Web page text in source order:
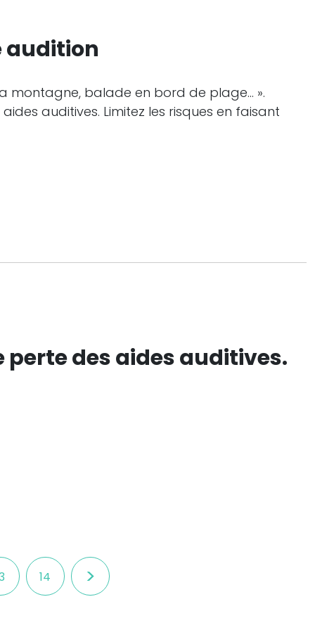
audition
montagne, balade en bord de plage… ».
auditives. Limitez les risques en faisant
des aides auditives.
14 >